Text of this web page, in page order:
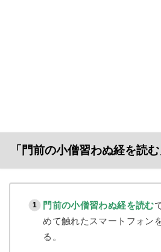
「門前の小僧習わぬ経を読
門前の小僧習わぬ経を読む
めて触れたスマートフォン
る。